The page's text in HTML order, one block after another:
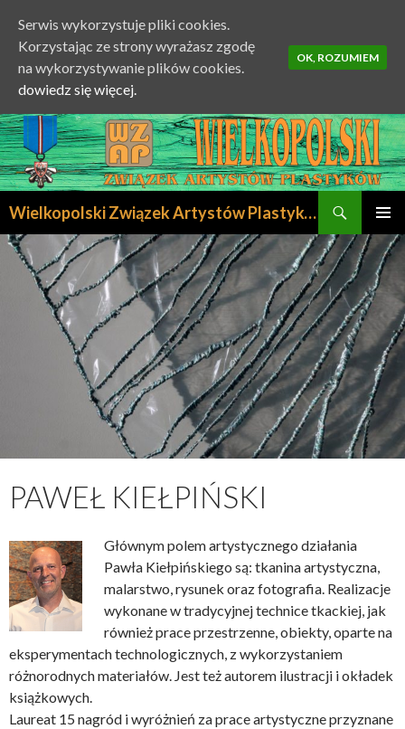
Wielkopolski Związek Artystów Plastyków
MENU
DO
TREŚCI
PAWEŁ KIEŁPIŃSKI
Głównym polem artystycznego działania
Pawła Kiełpińskiego są: tkanina artystyczna,
malarstwo, rysunek oraz fotografia. Realizacje
wykonane w tradycyjnej technice tkackiej, jak
również prace przestrzenne, obiekty, oparte na
eksperymentach technologicznych, z wykorzystaniem
różnorodnych materiałów. Jest też autorem ilustracji i okładek
książkowych.
Laureat 15 nagród i wyróżnień za prace artystyczne przyznane
Serwis wykorzystuje pliki cookies.
Korzystając ze strony wyrażasz zgodę
na wykorzystywanie plików cookies.
dowiedz się więcej.
OK, ROZUMIEM